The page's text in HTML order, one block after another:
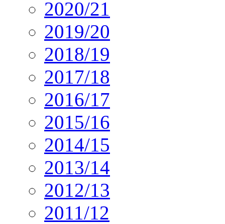
2020/21
2019/20
2018/19
2017/18
2016/17
2015/16
2014/15
2013/14
2012/13
2011/12